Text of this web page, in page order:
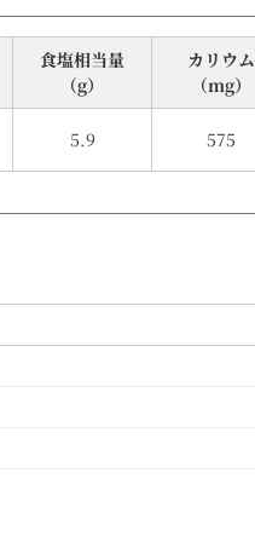
⾷塩相当量
（g）
5.9
カリウム
（mg）
575